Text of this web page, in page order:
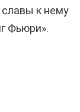
к нему
Фьюри».